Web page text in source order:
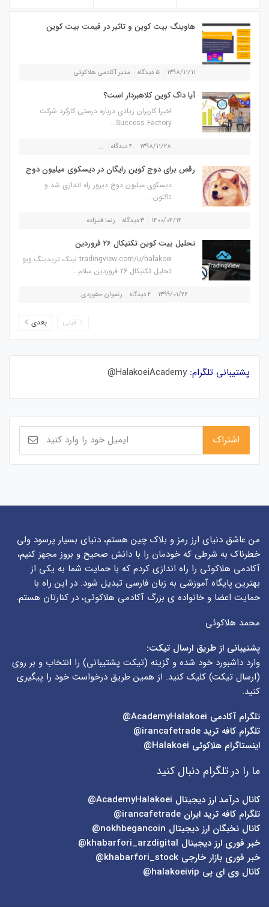
هاوینگ بیت کوین و تاثیر در قیمت بیت کوین
۱۳۹۸/۱۱/۱۱ ۵ دیدگاه مدیر آکادمی هلاکوئی
آیا داگ کوین کلاهبردار است؟
اخیرا کاربران زیادی درباره درستی کارکرد شرکت
Success Factory...
۱۳۹۸/۱۱/۲۸ ۴ دیدگاه ...
رقص برای دوج کوین رایگان در دیسکوی میلیون دوج
دیسکوی میلیون دوج دیروز راه اندازی شد و
تاکنون...
۱۴۰۰/۰۴/۱۴ ۳ دیدگاه رضا قلیزاده
تحلیل بیت کوین تکنیکال 26 فروردین
tradingview.com/u/halakoei لینک تریدینگ ویو
تحلیل تکنیکال 26 فروردین سلام...
۱۳۹۹/۰۱/۲۶ ۲ دیدگاه رضوان حقوردی
قبلی بعدی
پشتیبانی تلگرام: HalakoeiAcademy@
من عاشق دنیای ارز رمز و بلاک چین هستم، دنیای بسیار پرسود ولی
خطرناک به شرطی که خودمان را با دانش صحیح و بروز مجهز کنیم،
آکادمی هلاکوئی را راه اندازی کردم که با حمایت شما به یکی از
بهترین پایگاه آموزشی به زبان فارسی تبدیل شود. در این راه با
حمایت اعضا و خانواده ی بزرگ آکادمی هلاکوئی، در کنارتان هستم.
محمد هلاکوئی
پشتیبانی از طریق ارسال تیکت:
وارد داشبورد خود شده و گزینه (تیکت پشتیبانی) را انتخاب و بر روی
(ارسال تیکت) کلیک کنید. از همین طریق درخواست خود را پیگیری
کنید.
تلگرام آکادمی
تلگرام کافه ترید irancafetrade@
اینستاگرام هلاکوئی Halakoei@
ما را در تلگرام دنبال کنید
کانال درآمد ارز دیجیتال AcademyHalakoei@
تلگرام کافه ترید ایران irancafetrade@
کانال نخبگان ارز دیجیتال nokhbegancoin@
خبر فوری ارز دیجیتال khabarfori_arzdigital@
خبر فوری بازار خارجی khabarfori_stock@
کانال وی ای پی halakoeivip@